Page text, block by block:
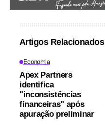
Artigos Relacionados
Economia
Apex Partners
identifica
"inconsistências
financeiras" após
apuração preliminar